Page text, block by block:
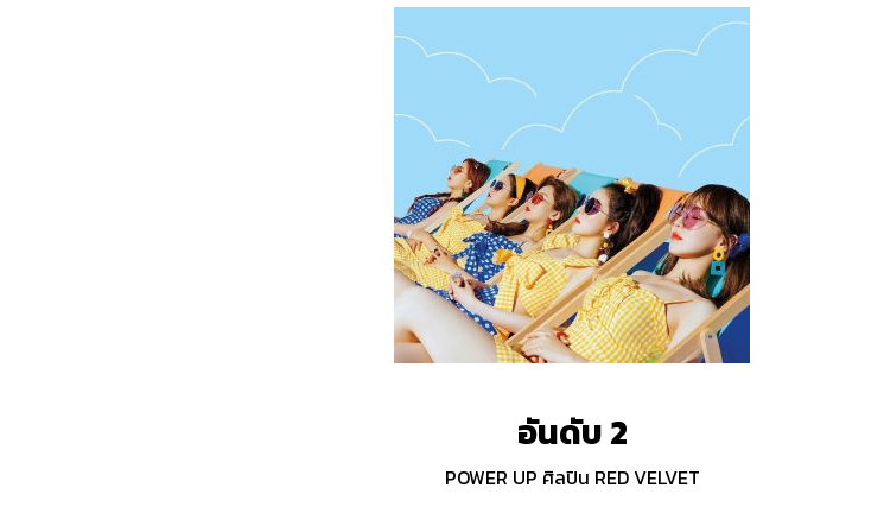
อันดับ 2
POWER UP ศิลปิน RED VELVET